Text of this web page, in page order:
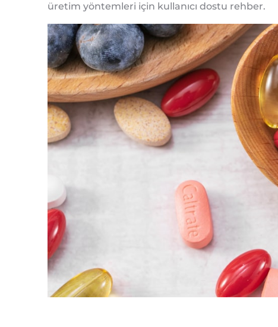
üretim yöntemleri için kullanıcı dostu rehber.